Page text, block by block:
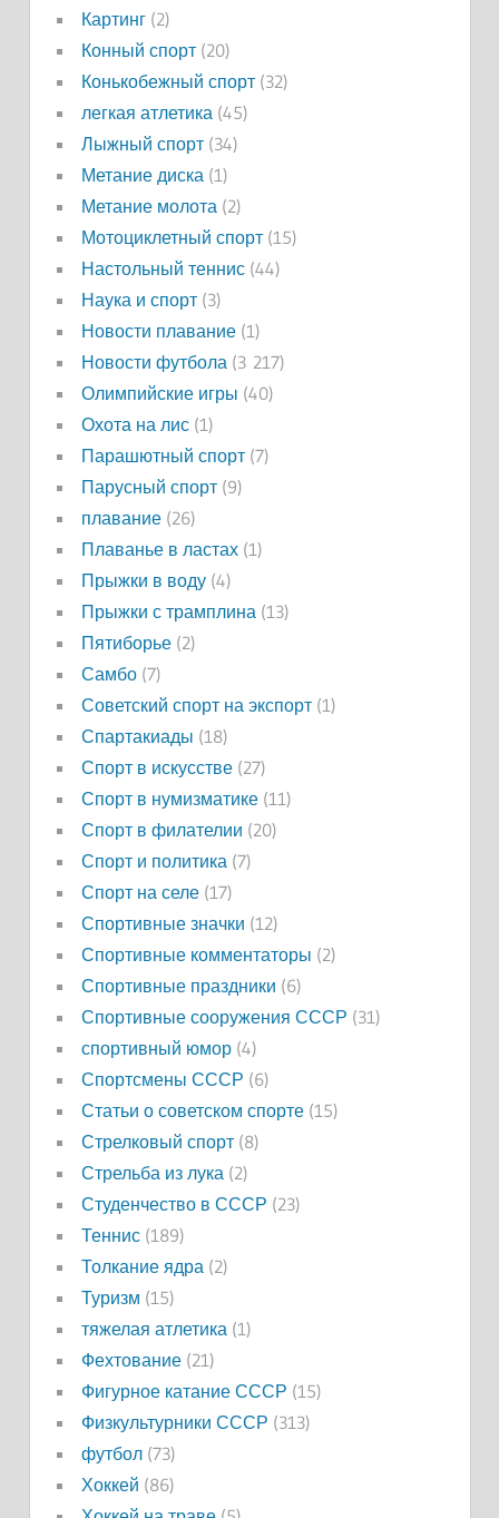
Картинг(2)
Конный спорт(20)
Конькобежный спорт(32)
легкая атлетика (45)
Лыжный спорт(34)
Метание диска (1)
Метание молота (2)
Мотоциклетный спорт(15)
Настольный теннис(44)
Наука и спорт(3)
Новости плавание(1)
Новости футбола (3 217)
Олимпийские игры (40)
Охота на лис(1)
Парашютный спорт(7)
Парусный спорт(9)
плавание(26)
Плаванье в ластах(1)
Прыжки в воду(4)
Прыжки с трамплина (13)
Пятиборье(2)
Самбо(7)
Советский спорт на экспорт(1)
Спартакиады (18)
Спорт в искусстве(27)
Спорт в нумизматике(11)
Спорт в филателии (20)
Спорт и политика (7)
Спорт на селе(17)
Спортивные значки (12)
Спортивные комментаторы (2)
Спортивные праздники (6)
Спортивные сооружения СССР (31)
спортивный юмор(4)
Спортсмены СССР (6)
Статьи о советском спорте(15)
Стрелковый спорт(8)
Стрельба из лука (2)
Студенчество в СССР (23)
Теннис(189)
Толкание ядра (2)
Туризм (15)
тяжелая атлетика (1)
Фехтование(21)
Фигурное катание СССР (15)
Физкультурники СССР (313)
футбол(73)
Хоккей (86)